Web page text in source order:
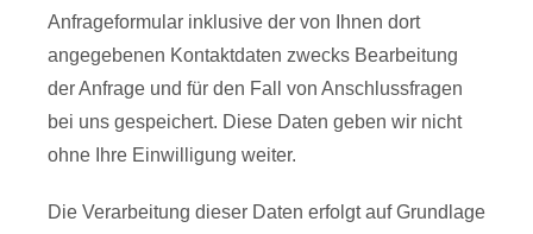
Anfrageformular inklusive der von Ihnen dort
angegebenen Kontaktdaten zwecks Bearbeitung
der Anfrage und für den Fall von Anschlussfragen
bei uns gespeichert. Diese Daten geben wir nicht
ohne Ihre Einwilligung weiter.
Die Verarbeitung dieser Daten erfolgt auf Grundlage